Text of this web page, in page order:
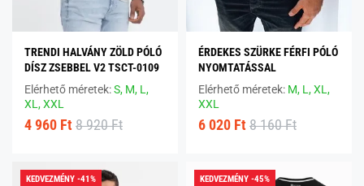
TRENDI HALVÁNY ZÖLD PÓLÓ
DÍSZ ZSEBBEL V2 TSCT-0109
Elérhető méretek:S, M, L,
XL,XXL
4 960 Ft 8 920 Ft
ÉRDEKES SZÜRKE FÉRFI PÓLÓ
NYOMTATÁSSAL
Elérhető méretek: M, L,XL,
XXL
6 020 Ft 8 160 Ft
KEDVEZMÉNY -41%
KEDVEZMÉNY -45%